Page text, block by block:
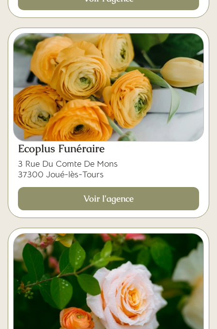
Ecoplus Funéraire
3 Rue Du Comte De Mons
37300 Joué-lès-Tours
Voir l'agence